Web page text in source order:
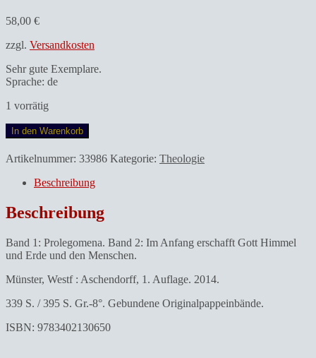
58,00 €
zzgl. Versandkosten
Sehr gute Exemplare.
Sprache: de
1 vorrätig
Schulte,
Raphael.Das
christliche
Eine
Systematische
Theologie.
Bände.
Menge
In den Warenkorb
Artikelnummer: 33986 Kategorie: Theologie
Beschreibung
Beschreibung
Band 1: Prolegomena. Band 2: Im Anfang erschafft Gott Himmel
und Erde und den Menschen.
Münster, Westf : Aschendorff, 1. Auflage. 2014.
339 S. / 395 S. Gr.-8°. Gebundene Originalpappeinbände.
ISBN: 9783402130650